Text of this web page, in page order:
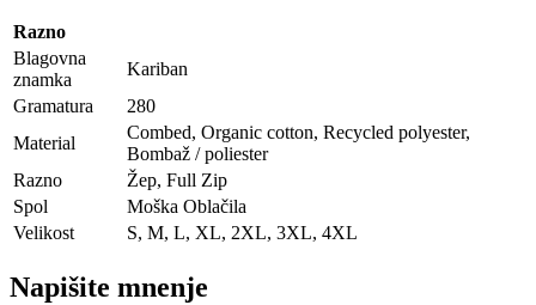
Razno
Blagovna
znamka
Kariban
Gramatura
280
Material
Combed, Organic cotton, Recycled polyester,
Bombaž / poliester
Razno
Žep, Full Zip
Spol
Moška Oblačila
Velikost
S, M, L, XL, 2XL, 3XL, 4XL
Napišite mnenje